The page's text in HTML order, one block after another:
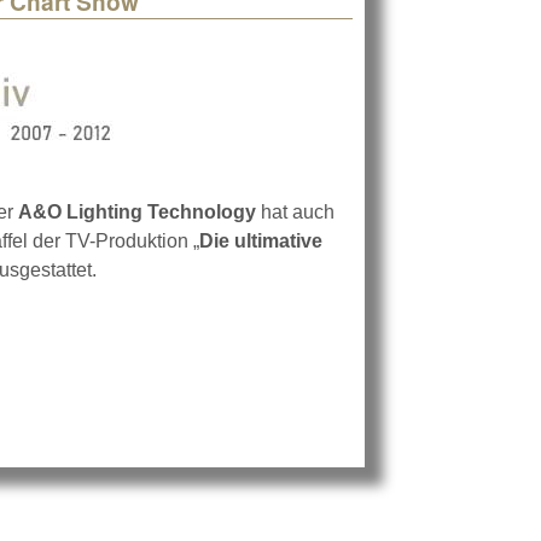
A&O Lighting Technology hat auch
der TV-Produktion „Die ultimative